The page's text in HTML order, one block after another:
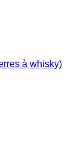
à whisky)